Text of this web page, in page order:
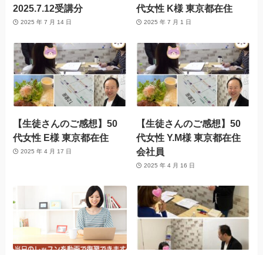
2025.7.12受講分
2025 年 7 月 14 日
代女性 K様 東京都在住
2025 年 7 月 1 日
【生徒さんのご感想】50
代女性 E様 東京都在住
2025 年 4 月 17 日
【生徒さんのご感想】50
代女性 Y.M様 東京都在住
会社員
2025 年 4 月 16 日